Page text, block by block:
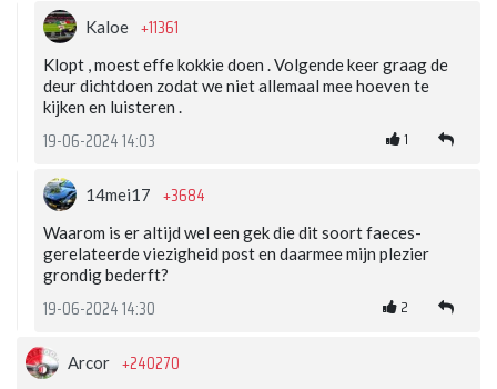
Kaloe +11361
Klopt , moest effe kokkie doen . Volgende keer graag de
deur dichtdoen zodat we niet allemaal mee hoeven te
kijken en luisteren .
19-06-2024 14:03 1
14mei17 +3684
Waarom is er altijd wel een gek die dit soort faeces-
gerelateerde viezigheid post en daarmee mijn plezier
grondig bederft?
19-06-2024 14:30 2
Arcor +240270